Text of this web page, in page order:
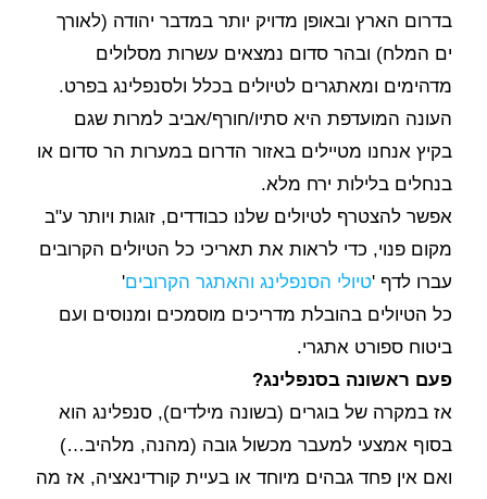
בדרום הארץ ובאופן מדויק יותר במדבר יהודה (לאורך
ים המלח) ובהר סדום נמצאים עשרות מסלולים
מדהימים ומאתגרים לטיולים בכלל ולסנפלינג בפרט.
העונה המועדפת היא סתיו/חורף/אביב למרות שגם
בקיץ אנחנו מטיילים באזור הדרום במערות הר סדום או
בנחלים בלילות ירח מלא.
אפשר להצטרף לטיולים שלנו כבודדים, זוגות ויותר ע"ב
מקום פנוי, כדי לראות את תאריכי כל הטיולים הקרובים
עברו לדף 'טיולי הסנפלינג והאתגר הקרובים'
כל הטיולים בהובלת מדריכים מוסמכים ומנוסים ועם
ביטוח ספורט אתגרי.
פעם ראשונה בסנפלינג?
אז במקרה של בוגרים (בשונה מילדים), סנפלינג הוא
בסוף אמצעי למעבר מכשול גובה (מהנה, מלהיב…)
ואם אין פחד גבהים מיוחד או בעיית קורדינאציה, אז מה